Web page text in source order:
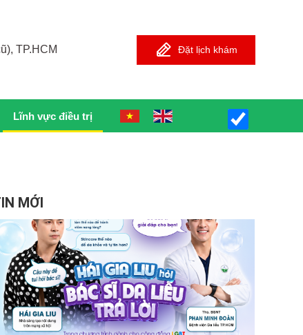
TP.HCM
Đặt lịch khám
Lĩnh vực điều trị
MỚI